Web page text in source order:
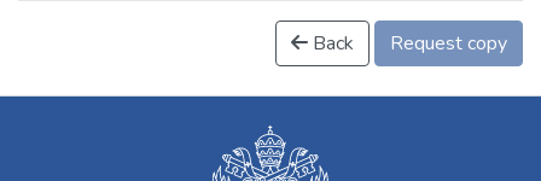
Back Request copy